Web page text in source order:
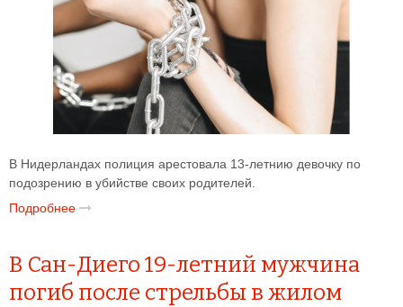
В Нидерландах полиция арестовала 13-летнию девочку по
подозрению в убийстве своих родителей.
Подробнее
В Сан-Диего 19-летний мужчина
погиб после стрельбы в жилом